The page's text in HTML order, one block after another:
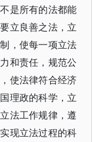
是所有的法都能
立良善之法，立
，使每一项立法
和责任，规范公
使法律符合经济
理政的科学，立
法工作规律，遵
现立法过程的科